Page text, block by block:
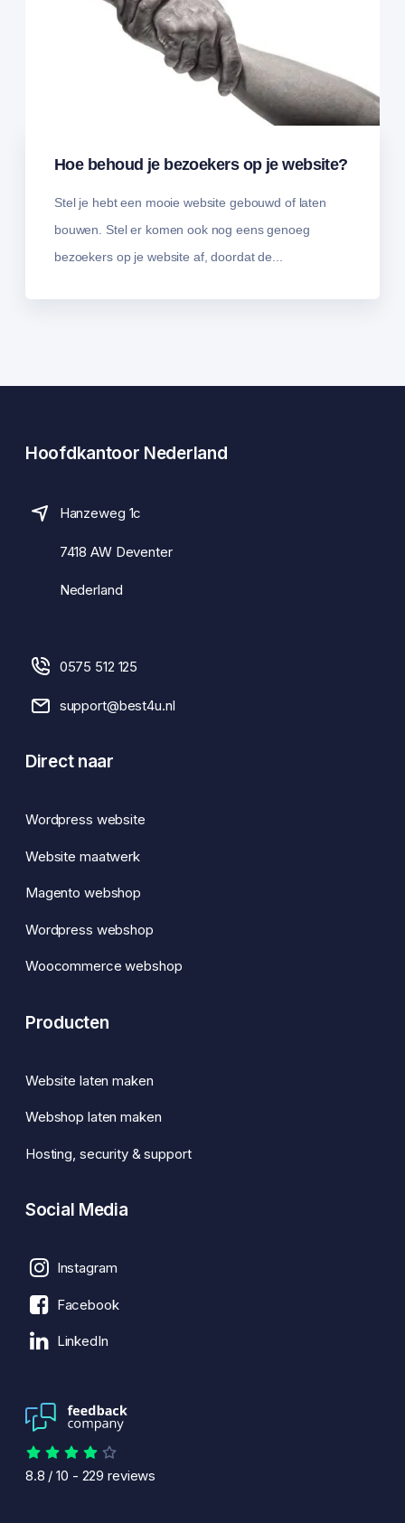
Hoe behoud je bezoekers op je website?
Stel je hebt een mooie website gebouwd of laten
bouwen. Stel er komen ook nog eens genoeg
bezoekers op je website af, doordat de...
Hoofdkantoor Nederland
Hanzeweg 1c
7418 AW Deventer
Nederland
0575 512 125
support@best4u.nl
Direct naar
Wordpress website
Website maatwerk
Magento webshop
Wordpress webshop
Woocommerce webshop
Producten
Website laten maken
Webshop laten maken
Hosting, security & support
Social Media
Instagram
Facebook
LinkedIn
8.8 /10 - 229 reviews